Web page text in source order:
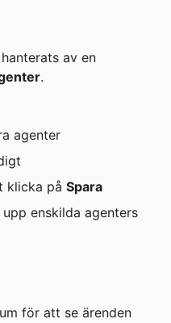
av en
.
agenter
klicka på Spara
enskilda agenters
för att se ärenden